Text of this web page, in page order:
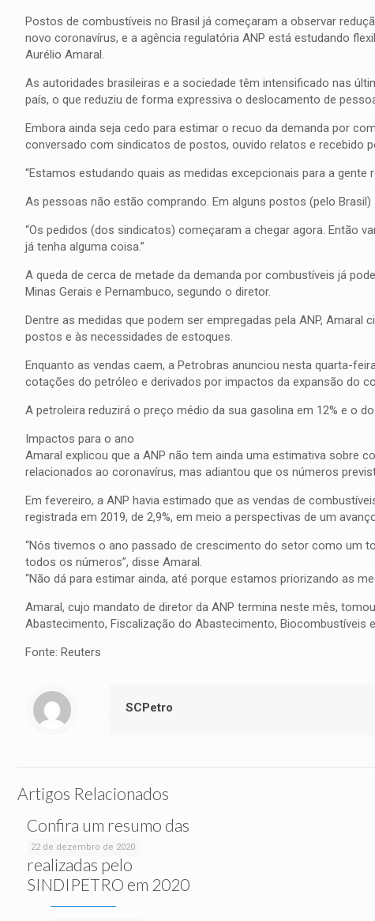
Postos de combustíveis no Brasil já começaram a observar
novo coronavírus, e a agência regulatória ANP está estudando
Aurélio Amaral.
As autoridades brasileiras e a sociedade têm intensificado nas
país, o que reduziu de forma expressiva o deslocamento de
Embora ainda seja cedo para estimar o recuo da demanda por
conversado com sindicatos de postos, ouvido relatos e recebido
“Estamos estudando quais as medidas excepcionais para a
As pessoas não estão comprando. Em alguns postos (pelo
“Os pedidos (dos sindicatos) começaram a chegar agora. Então
já tenha alguma coisa.”
A queda de cerca de metade da demanda por combustíveis já
Minas Gerais e Pernambuco, segundo o diretor.
Dentre as medidas que podem ser empregadas pela ANP,
postos e às necessidades de estoques.
Enquanto as vendas caem, a Petrobras anunciou nesta quarta-
cotações do petróleo e derivados por impactos da expansão do
A petroleira reduzirá o preço médio da sua gasolina em 12% e o
Impactos para o ano
Amaral explicou que a ANP não tem ainda uma estimativa sobre
relacionados ao coronavírus, mas adiantou que os números
Em fevereiro, a ANP havia estimado que as vendas de
registrada em 2019, de 2,9%, em meio a perspectivas de um
“Nós tivemos o ano passado de crescimento do setor como um
todos os números”, disse Amaral.
“Não dá para estimar ainda, até porque estamos priorizando as
Amaral, cujo mandato de diretor da ANP termina neste mês,
Abastecimento, Fiscalização do Abastecimento, Biocombustíveis
Fonte: Reuters
SCPetro
Artigos Relacionados
22 de dezembro de 2020
Confira um resumo das
ações sociais
realizadas pelo
SINDIPETRO em 2020